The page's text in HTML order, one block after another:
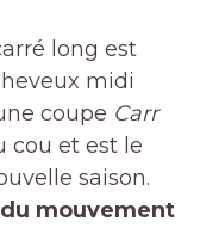
long est
midi
coupe Carr
cou et est le
saison.
mouvement